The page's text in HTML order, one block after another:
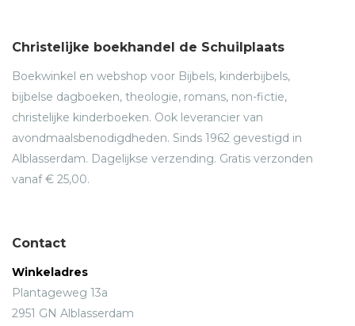
Christelijke boekhandel de Schuilplaats
Boekwinkel en webshop voor Bijbels, kinderbijbels,
bijbelse dagboeken, theologie, romans, non-fictie,
christelijke kinderboeken. Ook leverancier van
avondmaalsbenodigdheden. Sinds 1962 gevestigd in
Alblasserdam. Dagelijkse verzending. Gratis verzonden
vanaf € 25,00.
Contact
Winkeladres
Plantageweg 13a
2951 GN Alblasserdam